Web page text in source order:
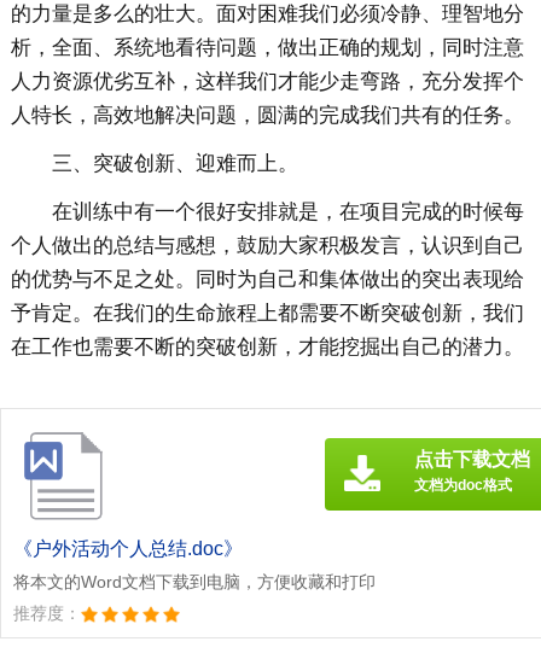
的力量是多么的壮大。面对困难我们必须冷静、理智地分
析，全面、系统地看待问题，做出正确的规划，同时注意
人力资源优劣互补，这样我们才能少走弯路，充分发挥个
人特长，高效地解决问题，圆满的完成我们共有的任务。
三、突破创新、迎难而上。
在训练中有一个很好安排就是，在项目完成的时候每
个人做出的总结与感想，鼓励大家积极发言，认识到自己
的优势与不足之处。同时为自己和集体做出的突出表现给
予肯定。在我们的生命旅程上都需要不断突破创新，我们
在工作也需要不断的突破创新，才能挖掘出自己的潜力。
《户外活动个人总结.doc》
将本文的Word文档下载到电脑，方便收藏和打印
推荐度：
点击下载文档
文档为doc格式